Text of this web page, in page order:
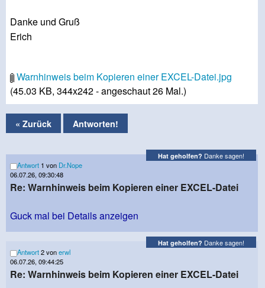
Danke und Gruß
Erich
Warnhinweis beim Kopieren einer EXCEL-Datei.jpg
(45.03 KB, 344x242 - angeschaut 26 Mal.)
« Zurück Antworten!
Hat geholfen? Danke sagen!
Antwort 1 von Dr.Nope
06.07.26, 09:30:48
Re: Warnhinweis beim Kopieren einer EXCEL-Datei
Guck mal bei Details anzeigen
Hat geholfen? Danke sagen!
Antwort2 vonerwl
06.07.26, 09:44:25
Re: Warnhinweis beim Kopieren einer EXCEL-Datei